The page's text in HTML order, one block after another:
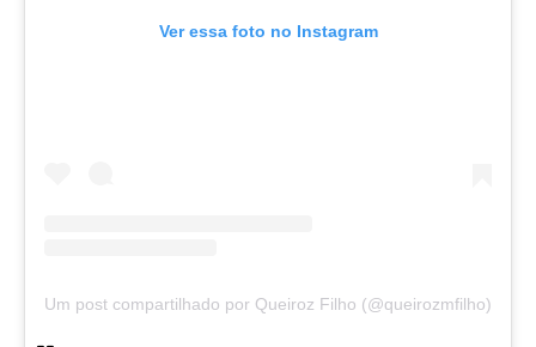
Ver essa foto no Instagram
Um post compartilhado por Queiroz Filho (@queirozmfilho)